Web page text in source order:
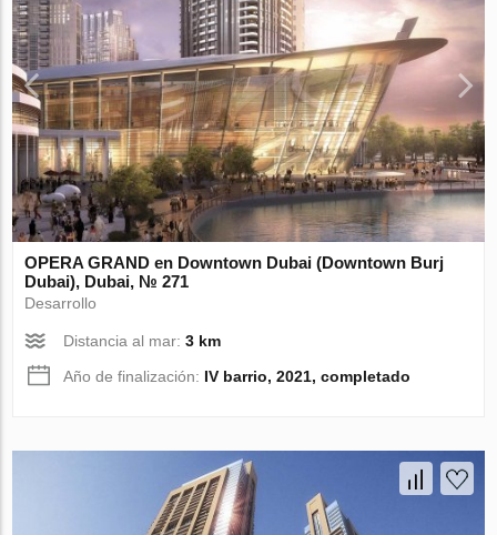
OPERA GRAND en Downtown Dubai (Downtown Burj
Dubai), Dubai, № 271
Desarrollo
Distancia al mar:3 km
Año de finalización: IV barrio, 2021, completado